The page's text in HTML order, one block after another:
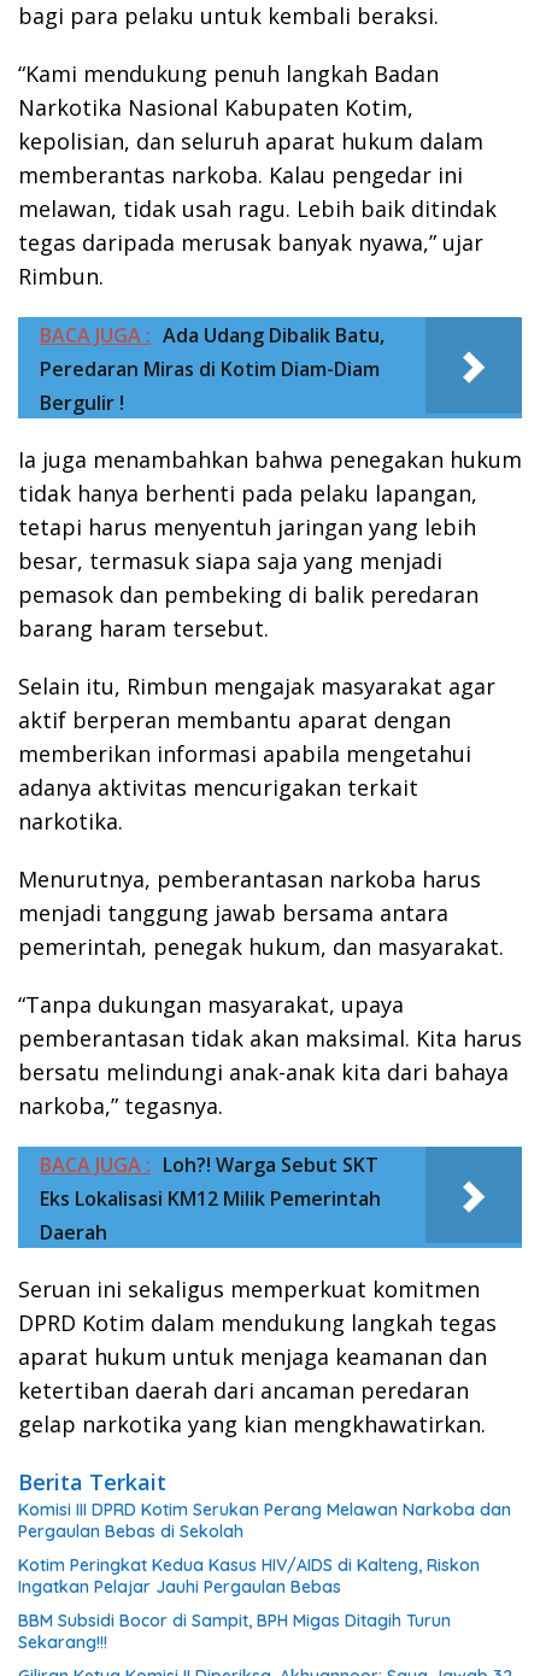
bagi para pelaku untuk kembali beraksi.
“Kami mendukung penuh langkah Badan
Narkotika Nasional Kabupaten Kotim,
kepolisian, dan seluruh aparat hukum dalam
memberantas narkoba. Kalau pengedar ini
melawan, tidak usah ragu. Lebih baik ditindak
tegas daripada merusak banyak nyawa,” ujar
Rimbun.
BACA JUGA : Ada Udang Dibalik Batu,
Peredaran Miras di Kotim Diam-Diam
Bergulir !
Ia juga menambahkan bahwa penegakan hukum
tidak hanya berhenti pada pelaku lapangan,
tetapi harus menyentuh jaringan yang lebih
besar, termasuk siapa saja yang menjadi
pemasok dan pembeking di balik peredaran
barang haram tersebut.
Selain itu, Rimbun mengajak masyarakat agar
aktif berperan membantu aparat dengan
memberikan informasi apabila mengetahui
adanya aktivitas mencurigakan terkait
narkotika.
Menurutnya, pemberantasan narkoba harus
menjadi tanggung jawab bersama antara
pemerintah, penegak hukum, dan masyarakat.
“Tanpa dukungan masyarakat, upaya
pemberantasan tidak akan maksimal. Kita harus
bersatu melindungi anak-anak kita dari bahaya
narkoba,” tegasnya.
BACA JUGA : Loh?! Warga Sebut SKT
Eks Lokalisasi KM12 Milik Pemerintah
Daerah
Seruan ini sekaligus memperkuat komitmen
DPRD Kotim dalam mendukung langkah tegas
aparat hukum untuk menjaga keamanan dan
ketertiban daerah dari ancaman peredaran
gelap narkotika yang kian mengkhawatirkan.
Berita Terkait
Komisi III DPRD Kotim Serukan Perang Melawan Narkoba dan
Pergaulan Bebas di Sekolah
Kotim Peringkat Kedua Kasus HIV/AIDS di Kalteng, Riskon
Ingatkan Pelajar Jauhi Pergaulan Bebas
BBM Subsidi Bocor di Sampit, BPH Migas Ditagih Turun
Sekarang!!!